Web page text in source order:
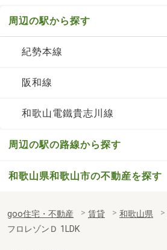
周辺の駅から探す
紀勢本線
阪和線
和歌山電鐵貴志川線
周辺の駅の路線から探す
和歌山県和歌山市の不動産を探す
goo住宅・不動産 賃貸 和歌山県
フロレゾンＤ 1LDK